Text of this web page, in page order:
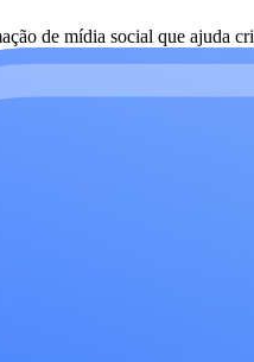
de mídia social que ajuda